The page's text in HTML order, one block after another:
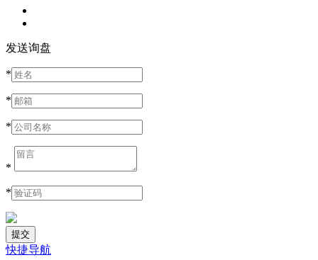
发送询盘
*
*
*
*
*
快捷导航